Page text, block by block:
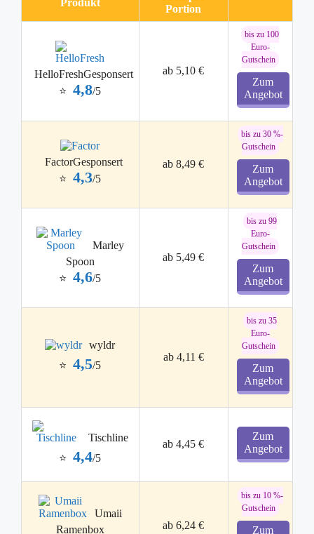
Produkt
Portion
HelloFreshGesponsert
⭐
4,8/5
ab 5,10 €
bis zu 100
Euro-
Gutschein
Zum
Angebot
FactorGesponsert
⭐
4,3/5
ab 8,49 €
bis zu 30 %-
Gutschein
Zum
Angebot
Marley
Spoon
⭐
4,6/5
ab 5,49 €
bis zu 99
Euro-
Gutschein
Zum
Angebot
wyldr
⭐
4,5/5
ab 4,11 €
bis zu 35
Euro-
Gutschein
Zum
Angebot
Tischline
⭐
4,4/5
ab 4,45 €
Zum
Angebot
Umaii
Ramenbox
ab 6,24 €
bis zu 10 %-
Gutschein
Zum